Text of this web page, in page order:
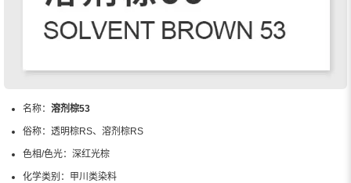
名称： 溶剂棕53
俗称： 透明棕RS、溶剂棕RS
色相/色光： 深红光棕
化学类别： 甲川类染料